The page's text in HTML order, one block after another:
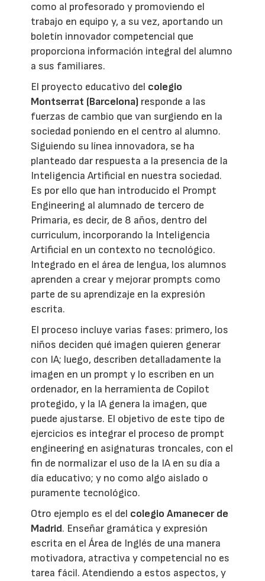
como al profesorado y promoviendo el
trabajo en equipo y, a su vez, aportando un
boletín innovador competencial que
proporciona información integral del alumno
a sus familiares.
El proyecto educativo del colegio
Montserrat (Barcelona) responde a las
fuerzas de cambio que van surgiendo en la
sociedad poniendo en el centro al alumno.
Siguiendo su línea innovadora, se ha
planteado dar respuesta a la presencia de la
Inteligencia Artificial en nuestra sociedad.
Es por ello que han introducido el Prompt
Engineering al alumnado de tercero de
Primaria, es decir, de 8 años, dentro del
curriculum, incorporando la Inteligencia
Artificial en un contexto no tecnológico.
Integrado en el área de lengua, los alumnos
aprenden a crear y mejorar prompts como
parte de su aprendizaje en la expresión
escrita.
El proceso incluye varias fases: primero, los
niños deciden qué imagen quieren generar
con IA; luego, describen detalladamente la
imagen en un prompt y lo escriben en un
ordenador, en la herramienta de Copilot
protegido, y la IA genera la imagen, que
puede ajustarse. El objetivo de este tipo de
ejercicios es integrar el proceso de prompt
engineering en asignaturas troncales, con el
fin de normalizar el uso de la IA en su día a
día educativo; y no como algo aislado o
puramente tecnológico.
Otro ejemplo es el del colegio Amanecer de
Madrid. Enseñar gramática y expresión
escrita en el Área de Inglés de una manera
motivadora, atractiva y competencial no es
tarea fácil. Atendiendo a estos aspectos, y